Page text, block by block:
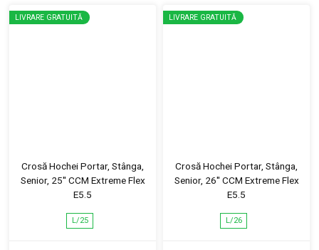
LIVRARE GRATUITĂ
Crosă Hochei Portar, Stânga,
Senior, 25'' CCM Extreme Flex
E5.5
L/25
LIVRARE GRATUITĂ
Crosă Hochei Portar, Stânga,
Senior, 26'' CCM Extreme Flex
E5.5
L/26